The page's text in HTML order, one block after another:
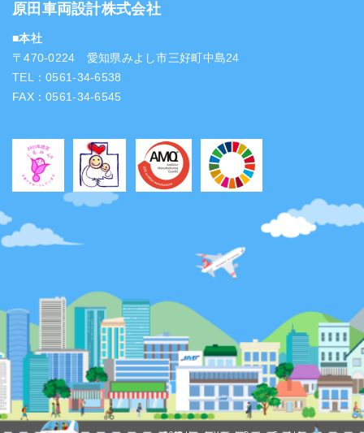
原田車両設計株式会社
■本社
〒470-0224 愛知県みよし市三好町中島24
TEL：0561-34-6538
FAX：0561-34-6545